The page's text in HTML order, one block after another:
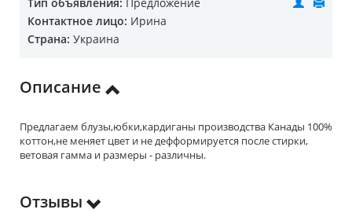
Контактное лицо: Ирина
Страна: Украина
Описание
Предлагаем блузы,юбки,кардиганы производства Канады 100%
коттон,не меняет цвет и не дефформируется после стирки,
ветовая гамма и размеры - различны.
Отзывы